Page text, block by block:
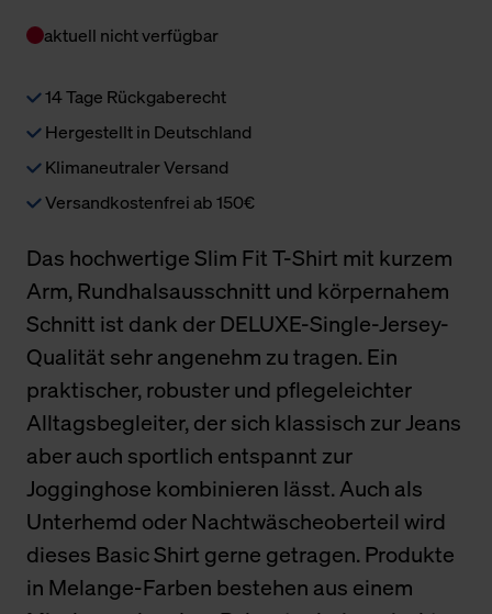
aktuell nicht verfügbar
14 Tage Rückgaberecht
Hergestellt in Deutschland
Klimaneutraler Versand
Versandkostenfrei ab 150€
Das hochwertige Slim Fit T-Shirt mit kurzem
Arm, Rundhalsausschnitt und körpernahem
Schnitt ist dank der DELUXE-Single-Jersey-
Qualität sehr angenehm zu tragen. Ein
praktischer, robuster und pflegeleichter
Alltagsbegleiter, der sich klassisch zur Jeans
aber auch sportlich entspannt zur
Jogginghose kombinieren lässt. Auch als
Unterhemd oder Nachtwäscheoberteil wird
dieses Basic Shirt gerne getragen. Produkte
in Melange-Farben bestehen aus einem